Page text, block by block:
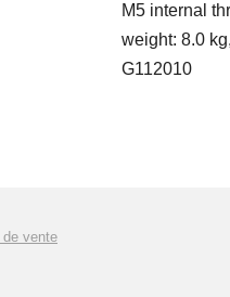
M5 internal
weight: 8.0
G112010
de vente